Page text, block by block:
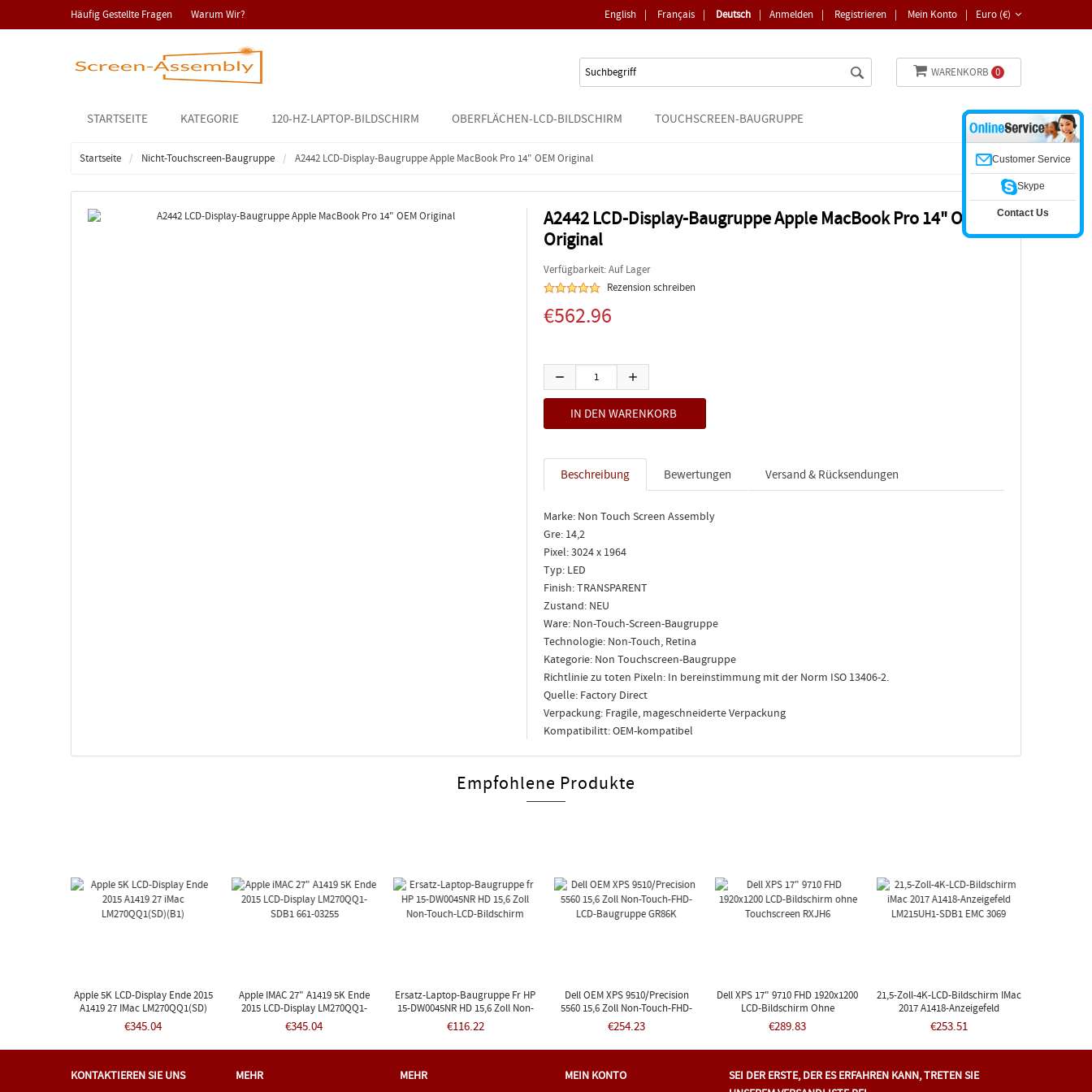
Häufig Gestellte Fragen Warum Wir? Euro (€)
Anmelden | Registrieren | Mein Konto |
English | Français | Deutsch |
WARENKORB 0
STARTSEITE KATEGORIE 120-HZ-LAPTOP-BILDSCHIRM OBERFLÄCHEN-LCD-BILDSCHIRM TOUCHSCREEN-BAUGRUPPE
Startseite Nicht-Touchscreen-Baugruppe A2442 LCD-Display-Baugruppe Apple MacBook Pro 14" OEM Original
A2442 LCD-Display-Baugruppe Apple MacBook Pro 14" OEM
Original
Verfügbarkeit: Auf Lager
Rezension schreiben
€562.96
Beschreibung Bewertungen Versand & Rücksendungen
Marke: Non Touch Screen Assembly
Gre: 14,2
Pixel: 3024 x 1964
Typ: LED
Finish: TRANSPARENT
Zustand: NEU
Ware: Non-Touch-Screen-Baugruppe
Technologie: Non-Touch, Retina
Kategorie: Non Touchscreen-Baugruppe
Richtlinie zu toten Pixeln: In bereinstimmung mit der Norm ISO 13406-2.
Quelle: Factory Direct
Verpackung: Fragile, mageschneiderte Verpackung
Kompatibilitt: OEM-kompatibel
Empfohlene Produkte
Apple 5K LCD-Display Ende 2015
A1419 27 IMac LM270QQ1(SD)
(B1)
€345.04
Apple IMAC 27" A1419 5K Ende
2015 LCD-Display LM270QQ1-
SDB1 661-03255
€345.04
Ersatz-Laptop-Baugruppe Fr HP
15-DW0045NR HD 15,6 Zoll Non-
Touch-LCD-Bildschirm
€116.22
Dell OEM XPS 9510/Precision
5560 15,6 Zoll Non-Touch-FHD-
LCD-Baugruppe GR86K
€254.23
Dell XPS 17" 9710 FHD 1920x1200
LCD-Bildschirm Ohne
Touchscreen RXJH6
€289.83
21,5-Zoll-4K-LCD-Bildschirm IMac
2017 A1418-Anzeigefeld
LM215UH1-SDB1 EMC 3069
€253.51
Customer Service
Skype
Contact Us
KONTAKTIEREN SIE UNS MEHR MEHR MEIN KONTO
SEI DER ERSTE, DER ES ERFAHREN KANN, TRETEN SIE